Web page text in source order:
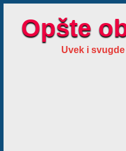
Opšte
Uvek i